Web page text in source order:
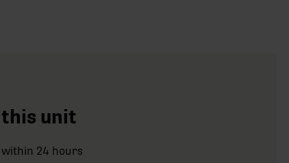
unit
within 24 hours